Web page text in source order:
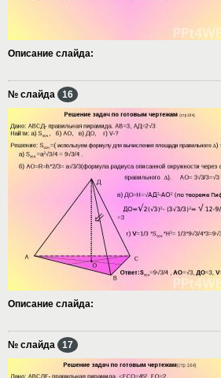
Описание слайда:
№ слайда 16
Описание слайда:
№ слайда 17